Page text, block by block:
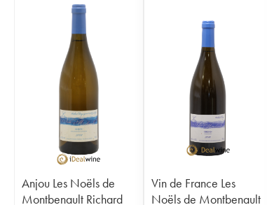
Anjou Les Noëls de
Montbenault Richard
Vin de France Les
Noëls de Montbenault